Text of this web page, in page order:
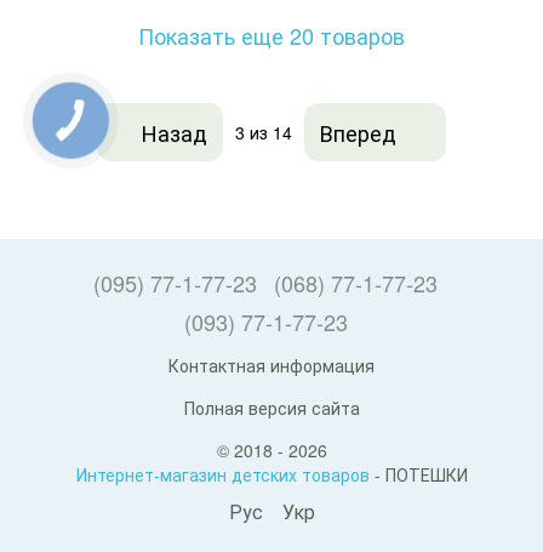
Показать еще 20 товаров
Назад 3 из 14 Вперед
(095) 77-1-77-23
(068) 77-1-77-23
(093) 77-1-77-23
Контактная информация
Полная версия сайта
© 2018 - 2026
Интернет-магазин детских товаров - ПОТЕШКИ
Рус Укр